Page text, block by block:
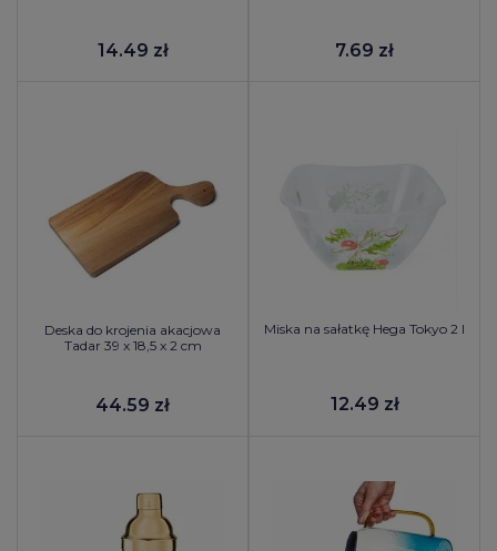
14.49 zł 7.69 zł
Deska do krojenia akacjowa
Tadar 39 x 18,5 x 2 cm
44.59 zł
Miska na sałatkę Hega Tokyo 2 l
12.49 zł